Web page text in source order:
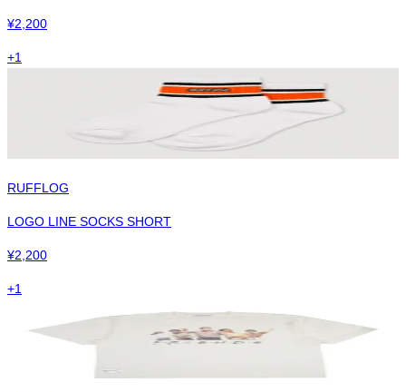
¥2,200
+1
RUFFLOG
LOGO LINE SOCKS SHORT
¥2,200
+1